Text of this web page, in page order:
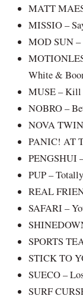
MATT
MISSIO –
MOD SUN –
White &
MUSE –
NOBRO –
NOVA
PANIC! AT
PENGSHUI
PUP –
REAL
SAFARI –
SPORTS
STICK TO
SUECO –
SURF